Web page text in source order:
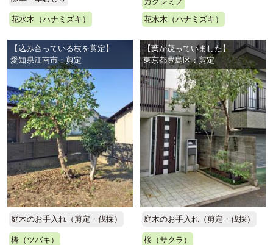
花水木（ハナミズキ）
花水木（ハナミズキ）
【込み合っている枝を剪定】
愛知県江南市：剪定
庭木のお手入れ（剪定・伐採）
椿（ツバキ）
【葉が茂っていました】
東京都豊島区：剪定
庭木のお手入れ（剪定・伐採）
桜（サクラ）